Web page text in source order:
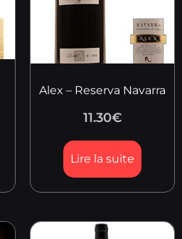
Alex – Reserva Navarra
11.30€
Lire la suite